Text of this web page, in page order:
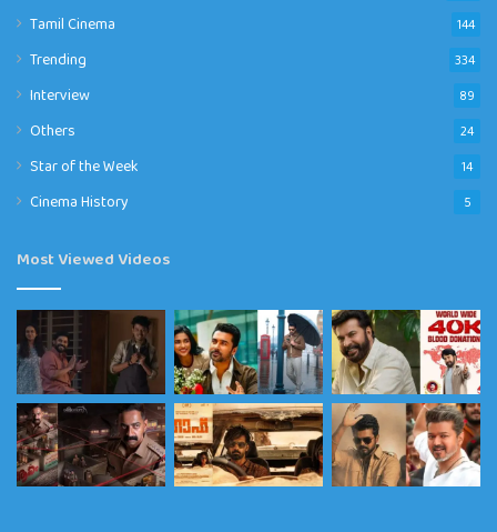
Tamil Cinema 144
Trending 334
Interview 89
Others 24
Star of the Week 14
Cinema History 5
Most Viewed Videos